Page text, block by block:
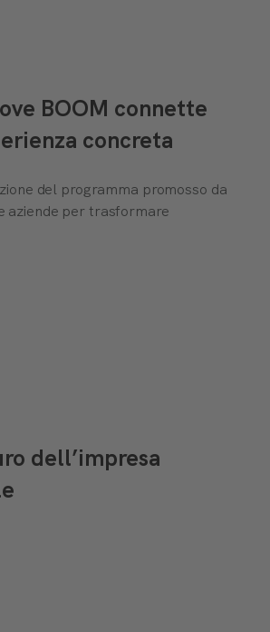
BOOM connette
concreta
del programma promosso da
aziende per trasformare
dell’impresa